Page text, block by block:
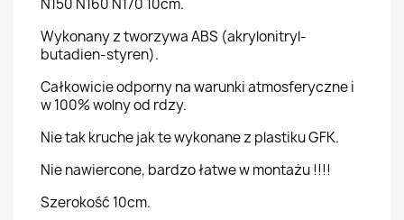
N150 N160 N170 10cm.
Wykonany z tworzywa ABS (akrylonitryl-
butadien-styren).
Całkowicie odporny na warunki atmosferyczne i
w 100% wolny od rdzy.
Nie tak kruche jak te wykonane z plastiku GFK.
Nie nawiercone, bardzo łatwe w montażu !!!!
Szerokość 10cm.